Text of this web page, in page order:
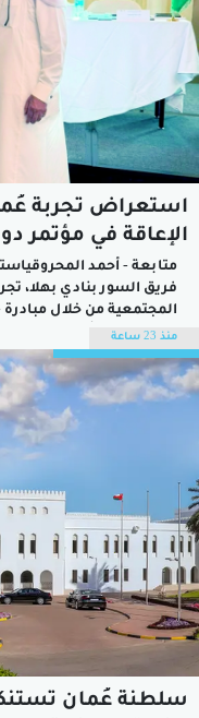
استعراض تجربة
الإعاقة في مؤتمر
متابعة - أحمد
فريق السور بنادي بهلا،
المجتمعية من خلال
مشاركته في أعمال المؤتمر
للأشخاص ذوي الإعاقة في
مصر العربية ويختتم
منذ 23 ساعة
سلطنة عُمان